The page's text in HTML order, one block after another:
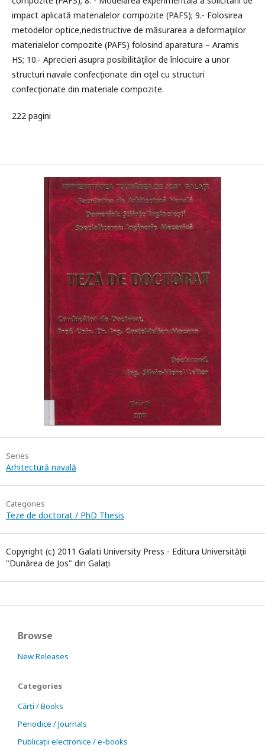
impact aplicată materialelor compozite (PAFS); 9.- Folosirea
metodelor optice,nedistructive de măsurarea a deformaţiilor
materialelor compozite (PAFS) folosind aparatura – Aramis
HS; 10.- Aprecieri asupra posibilităţilor de înlocuire a unor
structuri navale confecţionate din oţel cu structuri
confecţionate din materiale compozite.
222 pagini
Series
Arhitectură navală
Categories
Teze de doctorat / PhD Thesis
Copyright (c) 2011 Galati University Press - Editura Universității
"Dunărea de Jos" din Galați
Browse
New Releases
Categories
Cărți / Books
Periodice / Journals
Publicații electronice / e-books